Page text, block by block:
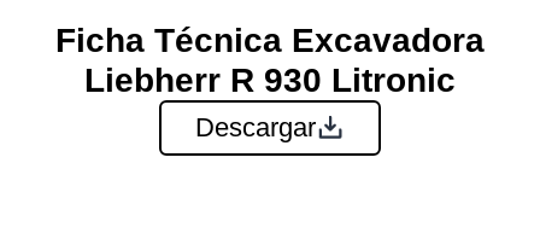
Ficha Técnica Excavadora
Liebherr R 930 Litronic
Descargar